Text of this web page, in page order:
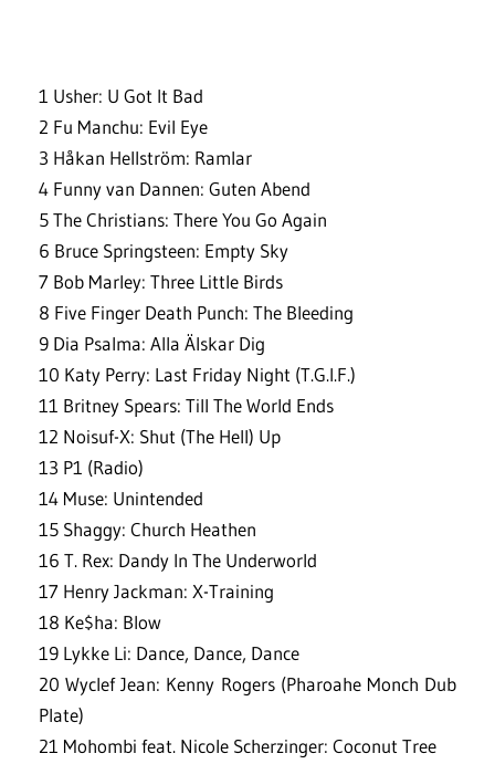
1 Usher: U Got It Bad
2 Fu Manchu: Evil Eye
3 Håkan Hellström: Ramlar
4 Funny van Dannen: Guten Abend
5 The Christians: There You Go Again
6 Bruce Springsteen: Empty Sky
7 Bob Marley: Three Little Birds
8 Five Finger Death Punch: The Bleeding
9 Dia Psalma: Alla Älskar Dig
10 Katy Perry: Last Friday Night (T.G.I.F.)
11 Britney Spears: Till The World Ends
12 Noisuf-X: Shut (The Hell) Up
13 P1 (Radio)
14 Muse: Unintended
15 Shaggy: Church Heathen
16 T. Rex: Dandy In The Underworld
17 Henry Jackman: X-Training
18 Ke$ha: Blow
19 Lykke Li: Dance, Dance, Dance
20 Wyclef Jean: Kenny Rogers (Pharoahe Monch Dub
Plate)
21 Mohombi feat. Nicole Scherzinger: Coconut Tree